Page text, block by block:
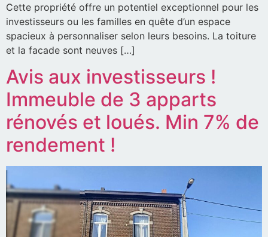
Cette propriété offre un potentiel exceptionnel pour les
investisseurs ou les familles en quête d’un espace
spacieux à personnaliser selon leurs besoins. La toiture
et la facade sont neuves […]
Avis aux investisseurs !
Immeuble de 3 apparts
rénovés et loués. Min 7% de
rendement !